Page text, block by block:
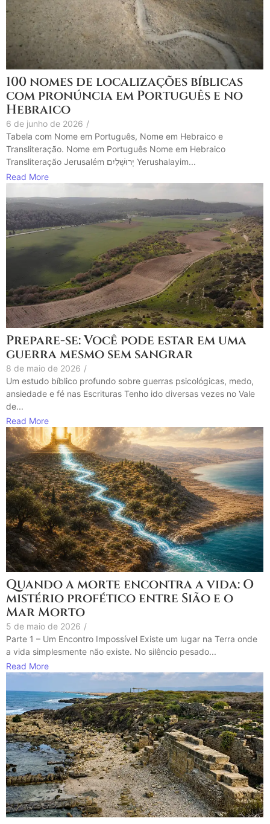
100 nomes de localizações bíblicas
com pronúncia em Português e no
Hebraico
6 de junho de 2026 /
Tabela com Nome em Português, Nome em Hebraico e
Transliteração. Nome em Português Nome em Hebraico
Transliteração Jerusalém יְרוּשָׁלַיִם Yerushalayim...
Read More
Prepare-se: Você pode estar em uma
guerra mesmo sem sangrar
8 de maio de 2026 /
Um estudo bíblico profundo sobre guerras psicológicas, medo,
ansiedade e fé nas Escrituras Tenho ido diversas vezes no Vale
de...
Read More
Quando a morte encontra a vida: O
mistério profético entre Sião e o
Mar Morto
5 de maio de 2026 /
Parte 1 – Um Encontro Impossível Existe um lugar na Terra onde
a vida simplesmente não existe. No silêncio pesado...
Read More